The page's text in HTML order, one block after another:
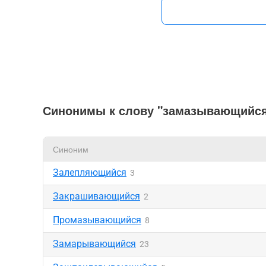
Синонимы к слову
Синоним
Залепляющийся 3
Закрашивающийся 2
Промазывающийся 8
Замарывающийся 23